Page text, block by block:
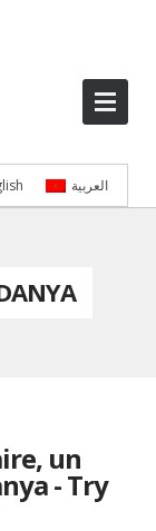
العربية
un
- Try